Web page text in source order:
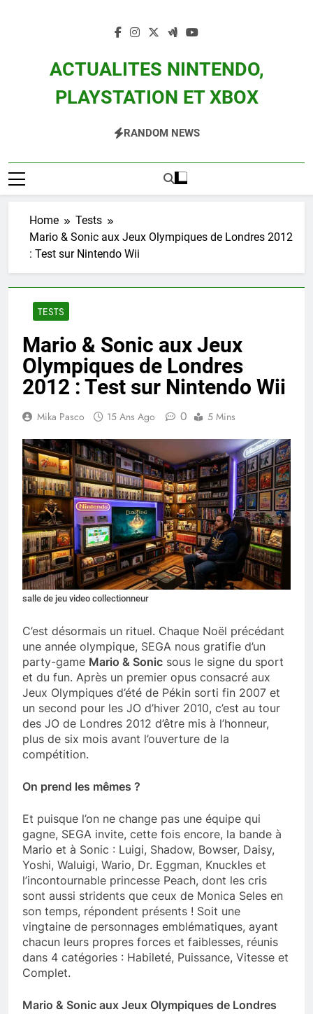
ACTUALITES NINTENDO,
PLAYSTATION ET XBOX
Zelda, Splatoon, Pokemon Entre Autres
RANDOM NEWS
Home
Tests
Mario & Sonic aux Jeux Olympiques de Londres 2012
: Test sur Nintendo Wii
TESTS
Mario & Sonic aux Jeux
Olympiques de Londres
2012 : Test sur Nintendo Wii
Mika Pasco 15 Ans Ago 0 5 Mins
salle de jeu video collectionneur
C’est désormais un rituel. Chaque Noël précédant
une année olympique, SEGA nous gratifie d’un
party-game Mario & Sonic sous le signe du sport
et du fun. Après un premier opus consacré aux
Jeux Olympiques d’été de Pékin sorti fin 2007 et
un second pour les JO d’hiver 2010, c’est au tour
des JO de Londres 2012 d’être mis à l’honneur,
plus de six mois avant l’ouverture de la
compétition.
On prend les mêmes ?
Et puisque l’on ne change pas une équipe qui
gagne, SEGA invite, cette fois encore, la bande à
Mario et à Sonic : Luigi, Shadow, Bowser, Daisy,
Yoshi, Waluigi, Wario, Dr. Eggman, Knuckles et
l’incontournable princesse Peach, dont les cris
sont aussi stridents que ceux de Monica Seles en
son temps, répondent présents ! Soit une
vingtaine de personnages emblématiques, ayant
chacun leurs propres forces et faiblesses, réunis
dans 4 catégories : Habileté, Puissance, Vitesse et
Complet.
Mario & Sonic aux Jeux Olympiques de Londres